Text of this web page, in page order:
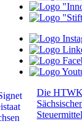
Die